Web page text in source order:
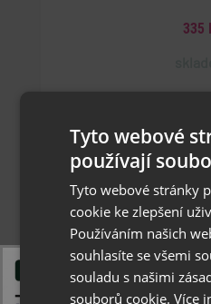
335
Tyto webové
používají
Tyto webové stránky
cookie ke zlepšení
Používáním našich
souhlasíte se všemi
souladu s našimi
souborů cookie. Více